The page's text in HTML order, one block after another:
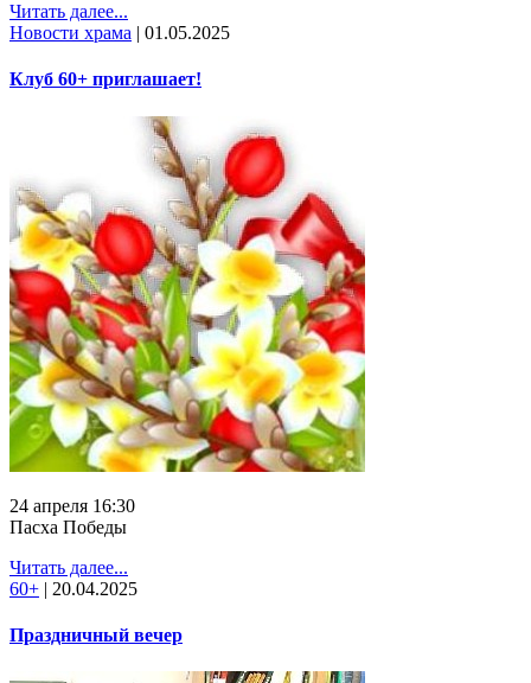
Читать далее...
Новости храма | 01.05.2025
Клуб 60+ приглашает!
24 апреля 16:30
Пасха Победы
Читать далее...
60+ | 20.04.2025
Праздничный вечер